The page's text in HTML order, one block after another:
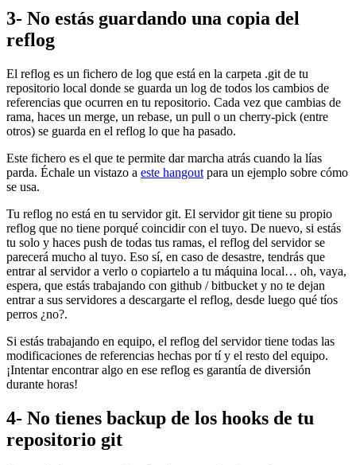
3- No estás guardando una copia del
reflog
El reflog es un fichero de log que está en la carpeta .git de tu
repositorio local donde se guarda un log de todos los cambios de
referencias que ocurren en tu repositorio. Cada vez que cambias de
rama, haces un merge, un rebase, un pull o un cherry-pick (entre
otros) se guarda en el reflog lo que ha pasado.
Este fichero es el que te permite dar marcha atrás cuando la lías
parda. Échale un vistazo a este hangout para un ejemplo sobre cómo
se usa.
Tu reflog no está en tu servidor git. El servidor git tiene su propio
reflog que no tiene porqué coincidir con el tuyo. De nuevo, si estás
tu solo y haces push de todas tus ramas, el reflog del servidor se
parecerá mucho al tuyo. Eso sí, en caso de desastre, tendrás que
entrar al servidor a verlo o copiartelo a tu máquina local… oh, vaya,
espera, que estás trabajando con github / bitbucket y no te dejan
entrar a sus servidores a descargarte el reflog, desde luego qué tíos
perros ¿no?.
Si estás trabajando en equipo, el reflog del servidor tiene todas las
modificaciones de referencias hechas por tí y el resto del equipo.
¡Intentar encontrar algo en ese reflog es garantía de diversión
durante horas!
4- No tienes backup de los hooks de tu
repositorio git